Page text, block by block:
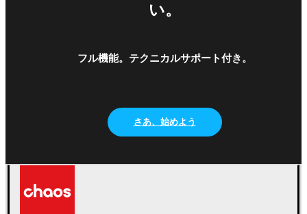
い。
フル機能。テクニカルサポート付き。
さあ、始めよう